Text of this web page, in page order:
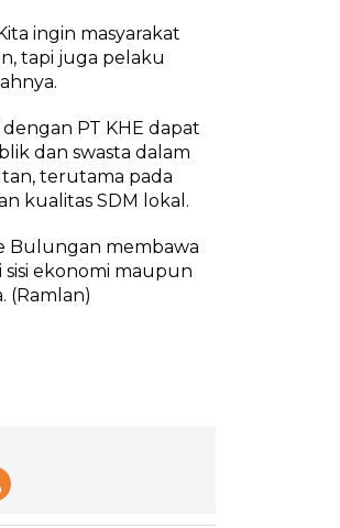
ingin masyarakat
tapi juga pelaku
PT KHE dapat
dan swasta dalam
terutama pada
kualitas SDM lokal.
Bulungan membawa
sisi ekonomi maupun
(Ramlan)